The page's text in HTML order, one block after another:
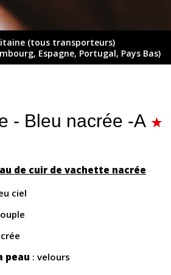
(tous transporteurs)
Espagne, Portugal, Pays Bas)
- Bleu nacrée -A
de cuir de vachette nacrée
ciel
peau : velours